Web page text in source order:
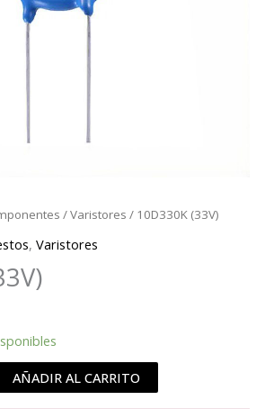
/Varistores / 10D330K (33V)
,Varistores
AÑADIR AL CARRITO